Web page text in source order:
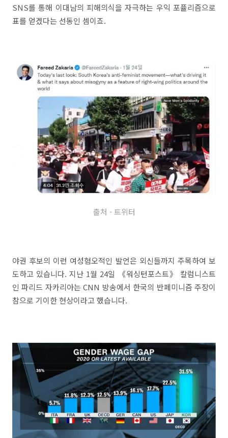
SNS를 통해 이대남의 피해의식을 자극하는 우익 포퓰리즘으로
표를 얻겠다는 선동인 셈이죠.
출처 - 트위터
야권 후보의 이런 여성혐오적인 발언은 외신들까지 주목하여 보
도하고 있습니다. 지난 1월 24일 《워싱턴포스트》 칼럼니스트
인 파리드 자카리아는 CNN 방송에서 한국의 반페미니즘 주장이
참으로 기이한 현상이라고 했습니다.